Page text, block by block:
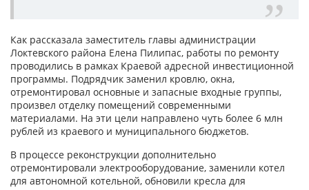
Как рассказала заместитель главы администрации
Локтевского района Елена Пилипас, работы по ремонту
проводились в рамках Краевой адресной инвестиционной
программы. Подрядчик заменил кровлю, окна,
отремонтировал основные и запасные входные группы,
произвел отделку помещений современными
материалами. На эти цели направлено чуть более 6 млн
рублей из краевого и муниципального бюджетов.
В процессе реконструкции дополнительно
отремонтировали электрооборудование, заменили котел
для автономной котельной, обновили кресла для